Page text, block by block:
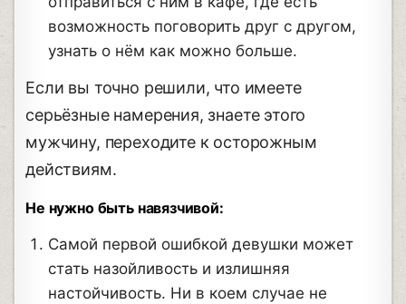
возможность поговорить друг с другом,
узнать о нём как можно больше.
Если вы точно решили, что имеете
серьёзные намерения, знаете этого
мужчину, переходите к осторожным
действиям.
Не нужно быть навязчивой:
Самой первой ошибкой девушки может
стать назойливость и излишняя
настойчивость. Ни в коем случае не